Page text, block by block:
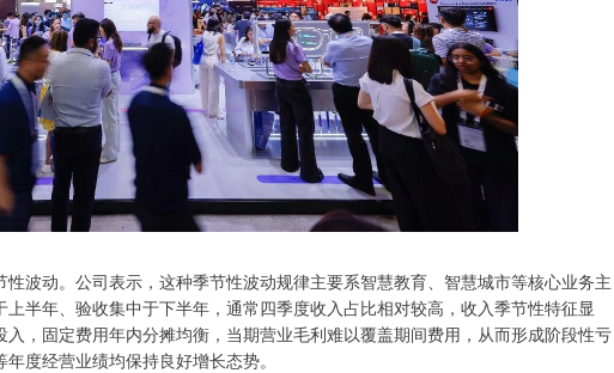
波动。公司表示，这种季节性波动规律主要系智慧教育、智慧城市等核心业务主
半年、验收集中于下半年，通常四季度收入占比相对较高，收入季节性特征显
，固定费用年内分摊均衡，当期营业毛利难以覆盖期间费用，从而形成阶段性亏
度经营业绩均保持良好增长态势。